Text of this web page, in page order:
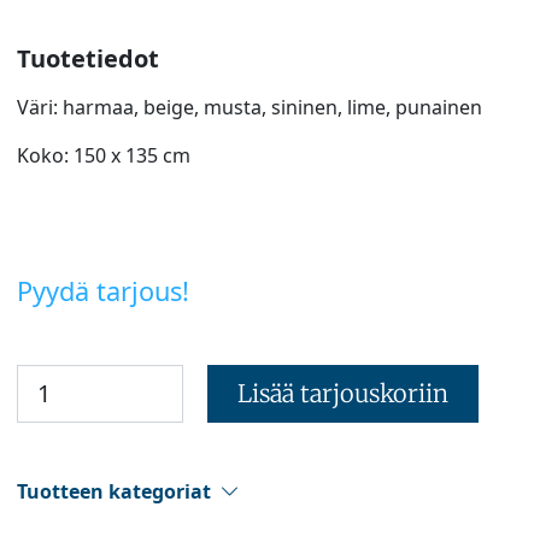
Tuotetiedot
Väri: harmaa, beige, musta, sininen, lime, punainen
Koko: 150 x 135 cm
Pyydä tarjous!
Lisää tarjouskoriin
Tuotteen kategoriat